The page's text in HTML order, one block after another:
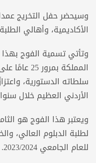
وسيحضر حفل التخريج
الأكاديمية، وأهالي
وتأتي تسمية الفوج بهذا
المملكة
سلطاته الدستورية،
الأردني العظيم خلال
ويعتبر هذا الفوج هو
لطلبة الدبلوم العالي،
للعام الجامعي 2023/2024.